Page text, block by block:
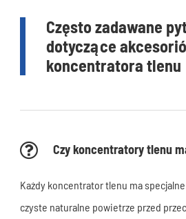
Często zadawane
dotyczące
koncentratora tlenu
Czy koncentratory tlenu
Każdy koncentrator tlenu ma
czyste naturalne powietrze przed